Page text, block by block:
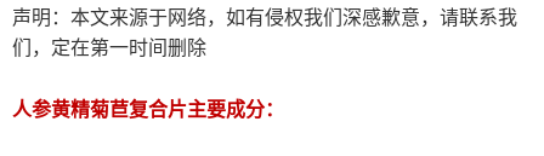
声明：本文来源于网络，如有侵权我们深感歉意，请联系我
们，定在第一时间删除
人参黄精菊苣复合片主要成分：